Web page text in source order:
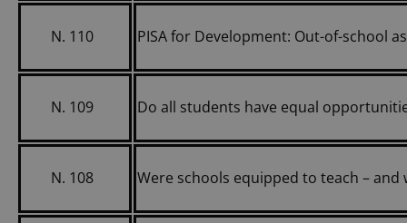
N. 110 PISA for Development: Out-of-school
N. 109 Do all students have equal
N. 108 Were schools equipped to teach –